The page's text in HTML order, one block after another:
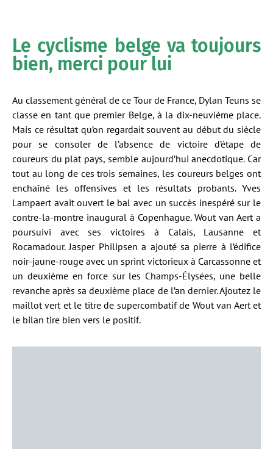
Le cyclisme belge va toujours
bien, merci pour lui
Au classement général de ce Tour de France, Dylan Teuns se
classe en tant que premier Belge, à la dix-neuvième place.
Mais ce résultat qu’on regardait souvent au début du siècle
pour se consoler de l’absence de victoire d’étape de
coureurs du plat pays, semble aujourd’hui anecdotique. Car
tout au long de ces trois semaines, les coureurs belges ont
enchaîné les offensives et les résultats probants. Yves
Lampaert avait ouvert le bal avec un succès inespéré sur le
contre-la-montre inaugural à Copenhague. Wout van Aert a
poursuivi avec ses victoires à Calais, Lausanne et
Rocamadour. Jasper Philipsen a ajouté sa pierre à l’édifice
noir-jaune-rouge avec un sprint victorieux à Carcassonne et
un deuxième en force sur les Champs-Élysées, une belle
revanche après sa deuxième place de l’an dernier. Ajoutez le
maillot vert et le titre de supercombatif de Wout van Aert et
le bilan tire bien vers le positif.